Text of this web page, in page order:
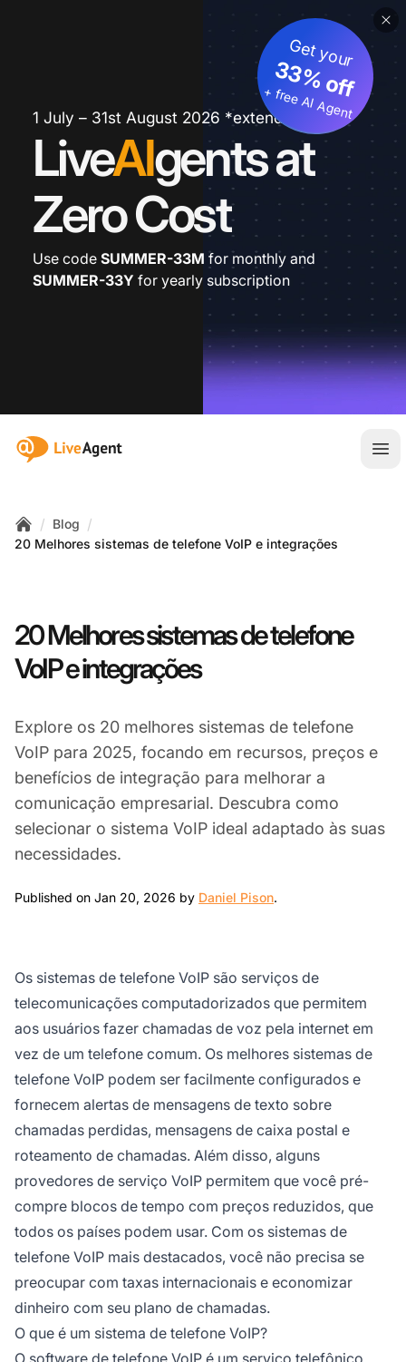
1 July – 31st August 2026 *extended
LiveAIgents at
Zero Cost
Get your
33% off
+ free AI Agent
Use code SUMMER-33M for monthly and
SUMMER-33Y for yearly subscription
:site.title
Home
/ Blog /
20 Melhores sistemas de telefone VoIP e integrações
20 Melhores sistemas de telefone
VoIP e integrações
Explore os 20 melhores sistemas de telefone
VoIP para 2025, focando em recursos, preços e
benefícios de integração para melhorar a
comunicação empresarial. Descubra como
selecionar o sistema VoIP ideal adaptado às suas
necessidades.
Published on Jan 20, 2026 by Daniel Pison.
Os sistemas de telefone VoIP são serviços de
telecomunicações computadorizados que permitem
aos usuários fazer chamadas de voz pela internet em
vez de um telefone comum. Os melhores sistemas de
telefone VoIP podem ser facilmente configurados e
fornecem alertas de mensagens de texto sobre
chamadas perdidas, mensagens de caixa postal e
roteamento de chamadas. Além disso, alguns
provedores de serviço VoIP permitem que você pré-
compre blocos de tempo com preços reduzidos, que
todos os países podem usar. Com os sistemas de
telefone VoIP mais destacados, você não precisa se
preocupar com taxas internacionais e economizar
dinheiro com seu plano de chamadas.
O que é um sistema de telefone VoIP?
O software de telefone VoIP é um serviço telefônico